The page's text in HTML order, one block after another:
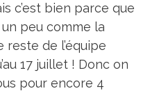
c’est bien parce que
un peu comme la
reste de l’équipe
17 juillet ! Donc on
pour encore 4